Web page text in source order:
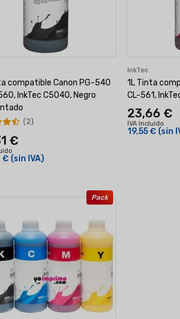
compatible Canon PG-540
InkTec C5040, Negro
€
€ (sin IVA)
(2)
InkTec
1L Tinta
CL-561,
23,66 €
IVA Incluido
19,55 € (sin
Pack